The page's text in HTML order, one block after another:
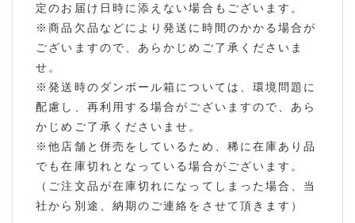
定のお届け日時に添えない場合もございます。
※商品欠品などにより発送に時間のかかる場合が
ございますので、あらかじめご了承くださいま
せ。
※発送時のダンボール箱については、環境問題に
配慮し、再利用する場合がございますので、あら
かじめご了承くださいませ。
※他店舗と併売をしているため、稀に在庫あり品
でも在庫切れとなっている場合がございます。
（ご注文品が在庫切れになってしまった場合、当
社から別途、納期のご連絡をさせて頂きます）